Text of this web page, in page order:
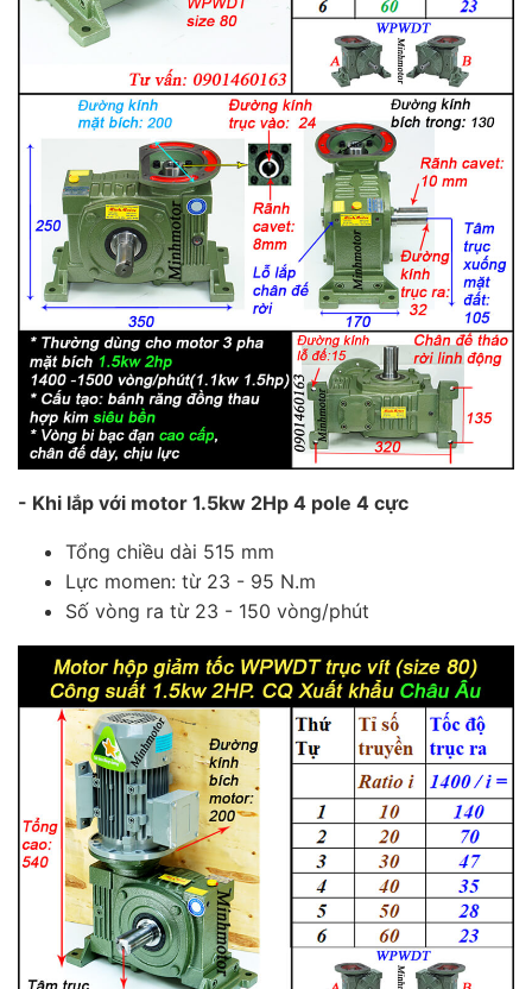
- Khi lắp với motor 1.5kw 2Hp 4 pole 4 cực
Tổng chiều dài 515 mm
Lực momen: từ 23 - 95 N.m
Số vòng ra từ 23 - 150 vòng/phút